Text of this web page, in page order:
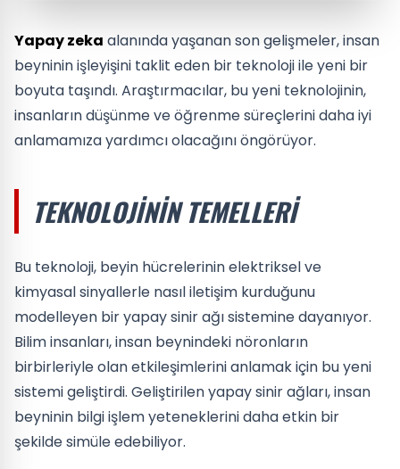
Yapay zeka alanında yaşanan son gelişmeler, insan
beyninin işleyişini taklit eden bir teknoloji ile yeni bir
boyuta taşındı. Araştırmacılar, bu yeni teknolojinin,
insanların düşünme ve öğrenme süreçlerini daha iyi
anlamamıza yardımcı olacağını öngörüyor.
TEKNOLOJININ TEMELLERI
Bu teknoloji, beyin hücrelerinin elektriksel ve
kimyasal sinyallerle nasıl iletişim kurduğunu
modelleyen bir yapay sinir ağı sistemine dayanıyor.
Bilim insanları, insan beynindeki nöronların
birbirleriyle olan etkileşimlerini anlamak için bu yeni
sistemi geliştirdi. Geliştirilen yapay sinir ağları, insan
beyninin bilgi işlem yeteneklerini daha etkin bir
şekilde simüle edebiliyor.